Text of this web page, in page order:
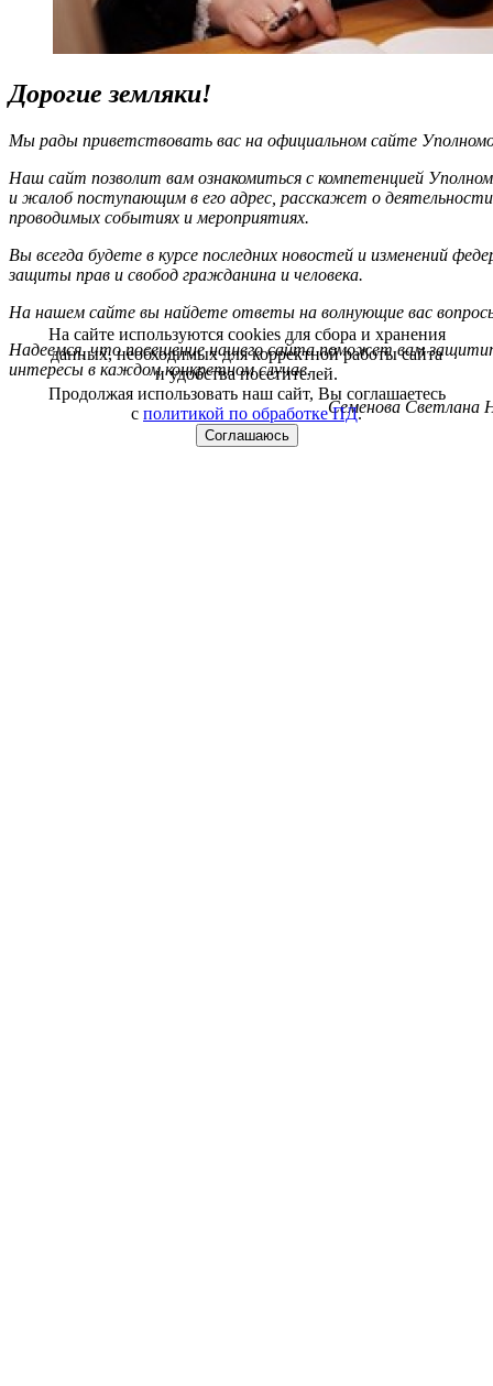
Дорогие земляки!
Мы рады приветствовать вас на официальном сайте
Наш сайт позволит вам ознакомиться с компетенцией
и жалоб поступающим в его адрес, расскажет о
проводимых событиях и мероприятиях.
Вы всегда будете в курсе последних новостей и изменений
защиты прав и свобод гражданина и человека.
На нашем сайте вы найдете ответы на волнующие вас
Надеемся, что посещение нашего сайта поможет вам
интересы в каждом конкретном случае.
Семенова Светлана
На сайте используются cookies для сбора и хранения
данных, необходимых для корректной работы сайта
и удобства посетителей.
Продолжая использовать наш сайт, Вы соглашаетесь
с политикой по обработке ПД.
Соглашаюсь